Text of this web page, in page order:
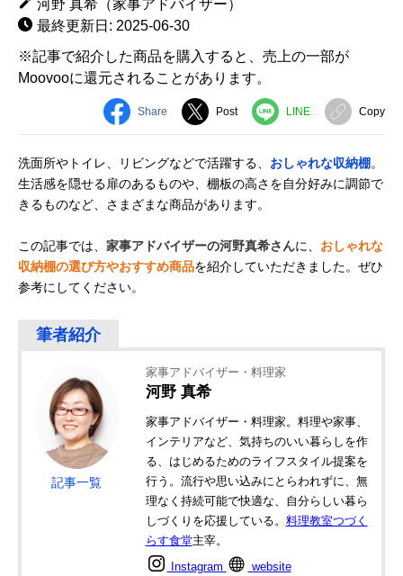
河野 真希（家事アドバイザー）
最終更新日: 2025-06-30
※記事で紹介した商品を購入すると、売上の一部が
Moovooに還元されることがあります。
Share Post LINE Copy
洗面所やトイレ、リビングなどで活躍する、 おしゃれな収納棚 。
生活感を隠せる扉のあるものや、棚板の高さを自分好みに調節で
きるものなど、さまざまな商品があります。
この記事では、 家事アドバイザーの河野真希さんに、 おしゃれな
収納棚の選び方やおすすめ商品を紹介していただきました。ぜひ
参考にしてください。
記事一覧
家事アドバイザー・料理家
河野 真希
家事アドバイザー・料理家。料理や家事、
インテリアなど、気持ちのいい暮らしを作
る、はじめるためのライフスタイル提案を
行う。流行や思い込みにとらわれずに、無
理なく持続可能で快適な、自分らしい暮ら
しづくりを応援している。 料理教室つづく
らす食堂主宰。
Instagram website